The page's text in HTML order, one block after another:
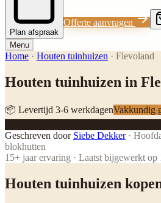
Plan afspraak
Offerte aanvragen
Menu
Home · Houten tuinhuizen · Flevoland
Houten tuinhuizen in
📦 Levertijd 3-6 werkdagenVakkundig
Geschreven door Siebe Dekker·
blokhutten
15+ jaar ervaring · Laatst bijgewerkt op
Houten tuinhuizen